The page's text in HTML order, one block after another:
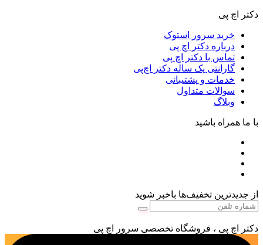
دکتر اچ پی
خرید سرور استوک
درباره دکتر اچ پی
تماس با دکتر اچ پی
گارانتی یک ساله دکتر اچ‌پی
خدمات و پشتیبانی
سوالات متداول
وبلاگ
با ما همراه باشید
از جدیدترین تخفیف‌ها باخبر شوید
دکتر اچ پی ، فروشگاه تخصصی سرور اچ پی